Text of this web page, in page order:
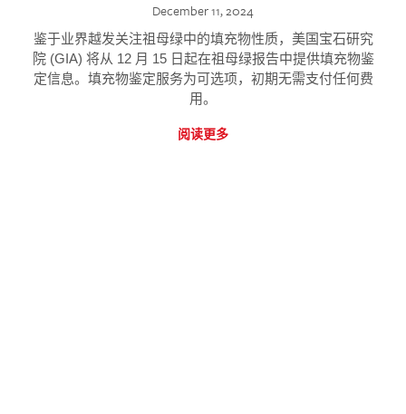
December 11, 2024
鉴于业界越发关注祖母绿中的填充物性质，美国宝石研究
院 (GIA) 将从 12 月 15 日起在祖母绿报告中提供填充物鉴
定信息。填充物鉴定服务为可选项，初期无需支付任何费
用。
阅读更多